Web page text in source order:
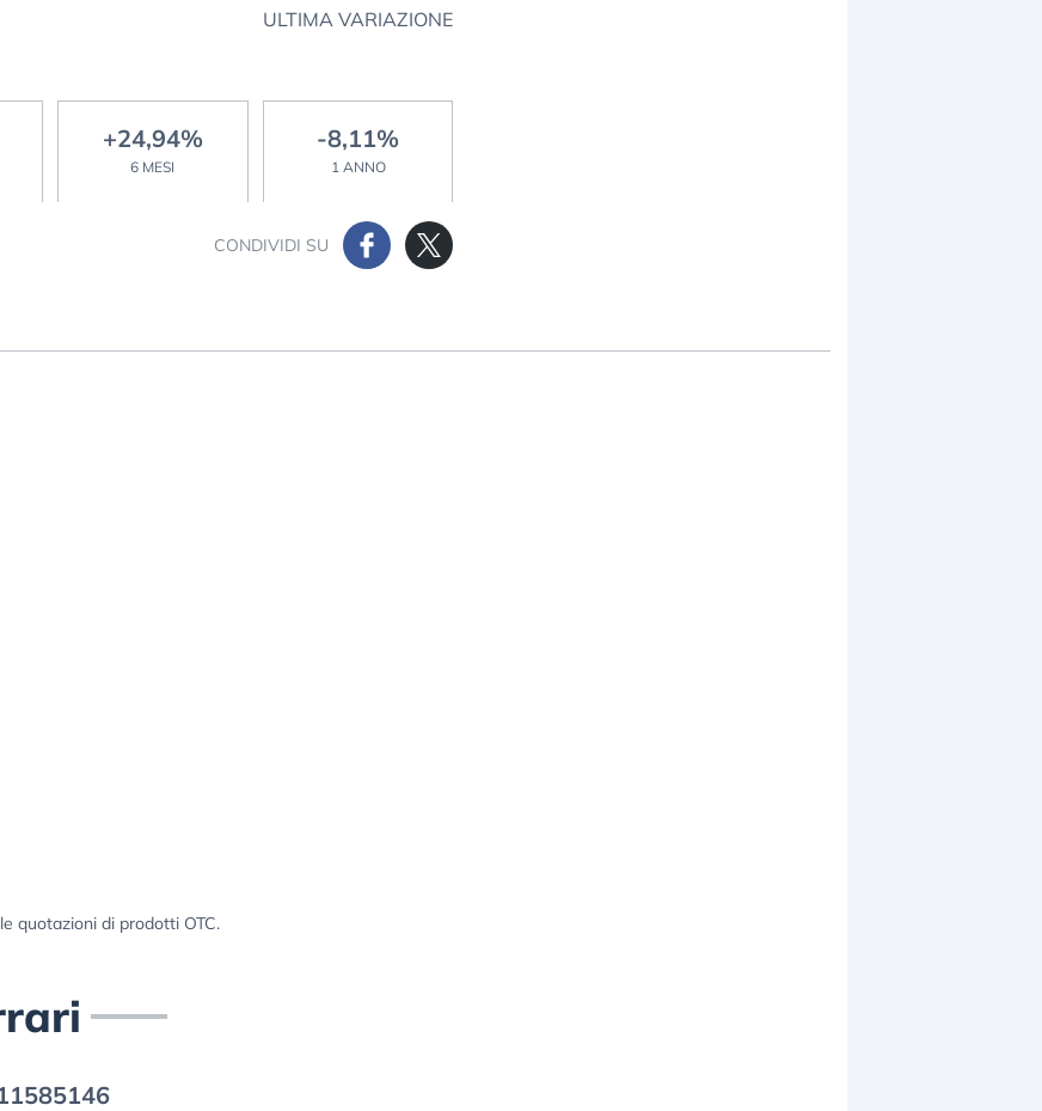
ULTIMA VARIAZIONE
+24,94%
6 MESI
-8,11%
1 ANNO
CONDIVIDI SU
quotazioni di prodotti OTC.